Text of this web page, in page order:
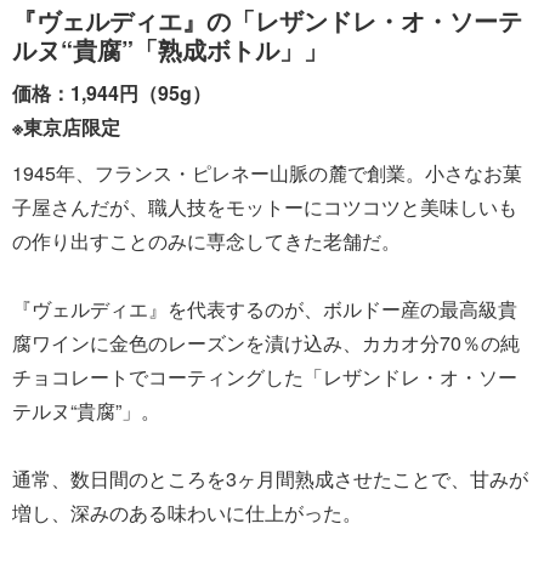
『ヴェルディエ』の「レザンドレ・オ・ソーテ
ルヌ“貴腐”「熟成ボトル」」
価格：1,944円（95g）
※東京店限定
1945年、フランス・ピレネー山脈の麓で創業。小さなお菓
子屋さんだが、職人技をモットーにコツコツと美味しいも
の作り出すことのみに専念してきた老舗だ。
『ヴェルディエ』を代表するのが、ボルドー産の最高級貴
腐ワインに金色のレーズンを漬け込み、カカオ分70％の純
チョコレートでコーティングした「レザンドレ・オ・ソー
テルヌ“貴腐”」。
通常、数日間のところを3ヶ月間熟成させたことで、甘みが
増し、深みのある味わいに仕上がった。